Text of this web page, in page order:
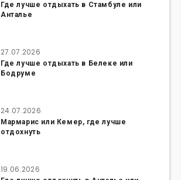
Где лучше отдыхать в Стамбуле или
Анталье
27.07.2026
Где лучше отдыхать в Белеке или
Бодруме
24.07.2026
Мармарис или Кемер, где лучше
отдохнуть
19.06.2026